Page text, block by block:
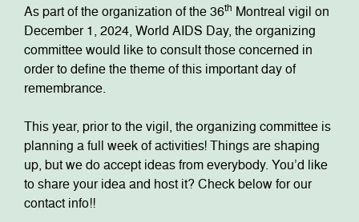
As part of the organization of the 36th Montreal vigil on
December 1, 2024, World AIDS Day, the organizing
committee would like to consult those concerned in
order to define the theme of this important day of
remembrance.
This year, prior to the vigil, the organizing committee is
planning a full week of activities! Things are shaping
up, but we do accept ideas from everybody. You’d like
to share your idea and host it? Check below for our
contact info!!